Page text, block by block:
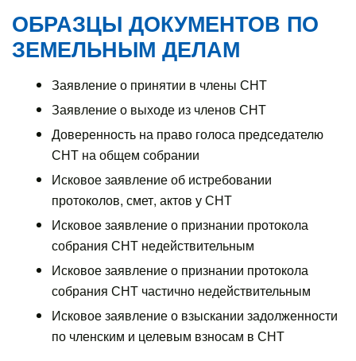
ОБРАЗЦЫ ДОКУМЕНТОВ ПО
ЗЕМЕЛЬНЫМ ДЕЛАМ
Заявление о принятии в члены СНТ
Заявление о выходе из членов СНТ
Доверенность на право голоса председателю
СНТ на общем собрании
Исковое заявление об истребовании
протоколов, смет, актов у СНТ
Исковое заявление о признании протокола
собрания СНТ недействительным
Исковое заявление о признании протокола
собрания СНТ частично недействительным
Исковое заявление о взыскании задолженности
по членским и целевым взносам в СНТ